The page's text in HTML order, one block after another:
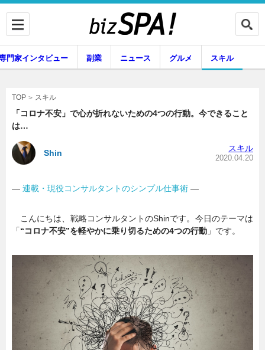
専門家インタビュー
副業 ニュース
暮らし エンタメ
連載一覧
門家インタビュー 副業 ニュース グルメ スキル
TOP スキル
「コロナ不安」で心が折れないための4つの行動。今できること
は…
Shin スキル
2020.04.20
― 連載・現役コンサルタントのシンプル仕事術 ―
こんにちは、戦略コンサルタントのShinです。今日のテーマは
「“コロナ不安”を軽やかに乗り切るための4つの行動 」です。